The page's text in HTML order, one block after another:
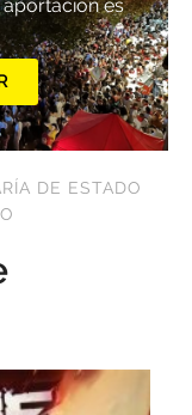
es
DE ESTADO